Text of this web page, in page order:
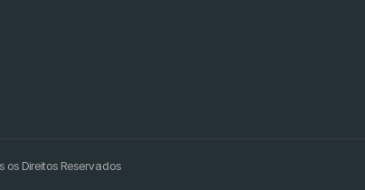
os Direitos Reservados